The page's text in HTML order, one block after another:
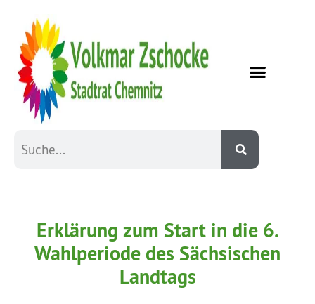
Erklärung zum Start in die 6.
Wahlperiode des Sächsischen
Landtags